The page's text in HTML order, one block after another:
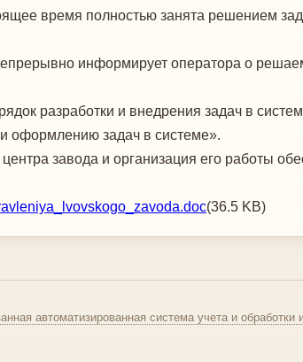
время полностью занята решением
ин­формирует оператора о
разра­ботки и внедрения задач в
оформлению задач в системе».
завода и организация его работы
(36.5 KB)
автоматизированная система учета и